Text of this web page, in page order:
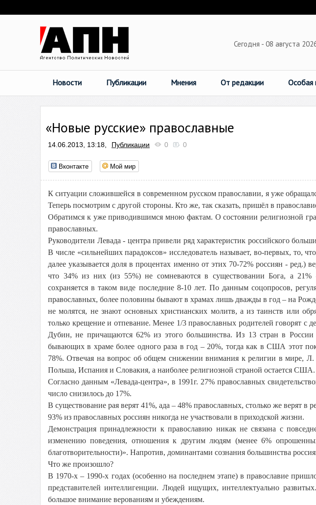
Сегодня - 08 августа
Новости Публикации Мнения От редакции Особая
«Новые русские» православные
14.06.2013, 13:18, Публикации 0 0
Вконтакте Мой мир
К ситуации сложившейся в современном русском православии, я уже
Теперь посмотрим с другой стороны. Кто же, так сказать, пришёл в
Обратимся к уже приводившимся мною фактам. О состоянии религиозной
православных.
Руководители Левада - центра привели ряд характеристик российского
В числе «сильнейших парадоксов» исследователь называет, во-первых, то,
далее указывается доля в процентах именно от этих 70-72% россиян - ред.)
что 34% из них (из 55%) не сомневаются в существовании Бога, а 21%
сохраняется в таком виде последние 8-10 лет. По данным соцопросов,
православных, более половины бывают в храмах лишь дважды в год – на
не молятся, не знают основных христианских молитв, а из таинств или
только крещение и отпевание. Менее 1/3 православных родителей говорят с
Дубин, не причащаются 62% из этого большинства. Из 13 стран в
бывающих в храме более одного раза в год – 20%, тогда как в США этот
78%. Отвечая на вопрос об общем снижении внимания к религии в мире, Л.
Польша, Испания и Словакия, а наиболее религиозной страной остается США.
Согласно данным «Левада-центра», в 1991г. 27% православных
число снизилось до 17%.
В существование рая верят 41%, ада – 48% православных, столько же верят в
93% из православных россиян никогда не участвовали в приходской жизни.
Демонстрация принадлежности к православию никак не связана с
изменению поведения, отношения к другим людям (менее 6%
благотворительности)». Напротив, доминантами сознания большинства
Что же произошло?
В 1970-х – 1990-х годах (особенно на последнем этапе) в православие
представителей интеллигенции. Людей ищущих, интеллектуально
большое внимание верованиям и убеждениям.